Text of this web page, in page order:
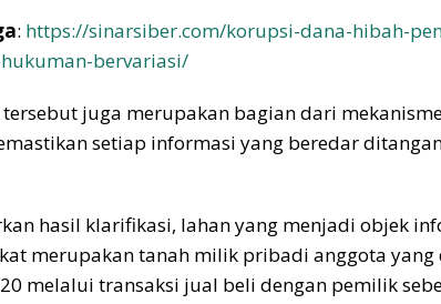
: https://sinarsiber.com/korupsi-dana-hibah-
bervariasi/
tersebut juga merupakan bagian dari
setiap informasi yang beredar
hasil klarifikasi, lahan yang menjadi objek
merupakan tanah milik pribadi anggota yang
melalui transaksi jual beli dengan pemilik